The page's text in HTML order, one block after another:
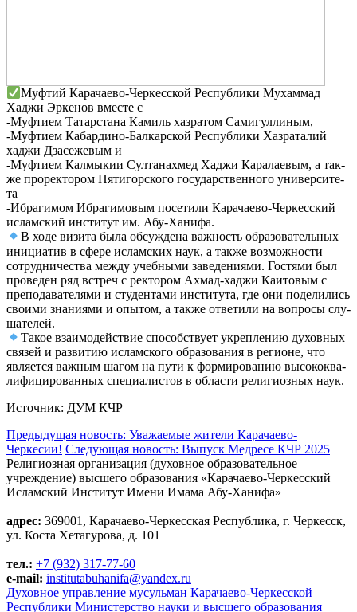
Муф­тий Кара­чае­во-Чер­кес­ской Рес­пуб­ли­ки Мухам­мад
Хаджи Эрке­нов вме­сте с
‑Муф­ти­ем Татар­ста­на Камиль хаз­ра­том Сами­гул­ли­ным,
‑Муф­ти­ем Кабар­ди­но-Бал­кар­ской Рес­пуб­ли­ки Хаз­ра­та­лий
хаджи Дза­се­же­вым и
‑Муф­ти­ем Кал­мы­кии Сул­та­на­хмед Хаджи Кара­ла­е­вым, а так­
же про­рек­то­ром Пяти­гор­ско­го госу­дар­ствен­но­го уни­вер­си­те­
та
‑Ибра­ги­мом Ибра­ги­мо­вым посе­ти­ли Кара­чае­во-Чер­кес­ский
ислам­ский инсти­тут им. Абу-Хани­фа.
В ходе визи­та была обсуж­де­на важ­ность обра­зо­ва­тель­ных
ини­ци­а­тив в сфе­ре ислам­ских наук, а так­же воз­мож­но­сти
сотруд­ни­че­ства меж­ду учеб­ны­ми заве­де­ни­я­ми. Гостя­ми был
про­ве­ден ряд встреч с рек­то­ром Ахмад-хаджи Каи­то­вым с
пре­по­да­ва­те­ля­ми и сту­ден­та­ми инсти­ту­та, где они поде­ли­лись
сво­и­ми зна­ни­я­ми и опы­том, а так­же отве­ти­ли на вопро­сы слу­
ша­те­лей.
Такое вза­и­мо­дей­ствие спо­соб­ству­ет укреп­ле­нию духов­ных
свя­зей и раз­ви­тию ислам­ско­го обра­зо­ва­ния в реги­оне, что
явля­ет­ся важ­ным шагом на пути к фор­ми­ро­ва­нию высо­ко­ква­
ли­фи­ци­ро­ван­ных спе­ци­а­ли­стов в обла­сти рели­ги­оз­ных наук.
Источ­ник: ДУМ КЧР
Предыдущая новость: Уважаемые жители Карачаево-
Черкесии! Следующая новость: Выпуск Медресе КЧР 2025
Религиозная организация (духовное образовательное
учреждение) высшего образования «Карачаево-Черкесский
Исламский Институт Имени Имама Абу-Ханифа»
адрес: 369001, Карачаево-Черкесская Республика, г. Черкесск,
ул. Коста Хетагурова, д. 101
тел.: +7 (932) 317-77-60
e-mail: institutabuhanifa@yandex.ru
Духовное управление мусульман Карачаево-Черкесской
Республики Министерство науки и высшего образования